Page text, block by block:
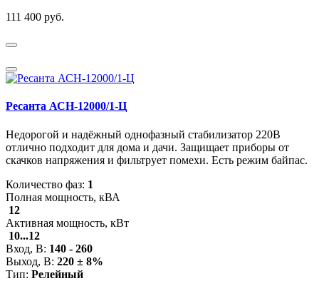
111 400 руб.
Ресанта АСН-12000/1-Ц
Недорогой и надёжный однофазный стабилизатор 220В
отлично подходит для дома и дачи. Защищает приборы от
скачков напряжения и фильтрует помехи. Есть режим байпас.
Количество фаз: 1
Полная мощность, кВА
12
Активная мощность, кВт
10...12
Вход, В: 140 - 260
Выход, В: 220 ± 8%
Тип: Релейный